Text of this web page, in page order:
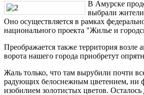
В Амурске
выбрали
Оно осуществляется в рамках
национального проекта "Жилье и
Преображается также территория
ворота нашего города приобретут
Жаль только, что там вырубили почти
радующих белоснежным цветением, ни
изобилием золотистых цветов.